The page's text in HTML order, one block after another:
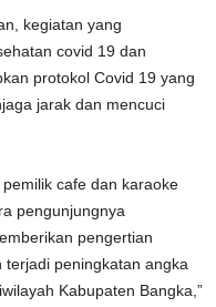
kegiatan yang
covid 19 dan
protokol Covid 19 yang
jarak dan mencuci
cafe dan karaoke
pengunjungnya
pengertian
peningkatan angka
Kabupaten Bangka,”